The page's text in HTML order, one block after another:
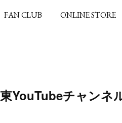
FAN CLUB ONLINE STORE
YouTubeチャンネ